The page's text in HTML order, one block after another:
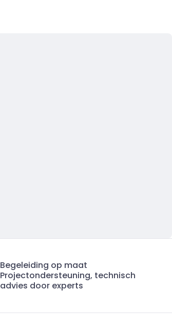
Begeleiding op maat
Projectondersteuning, technisch
advies door experts